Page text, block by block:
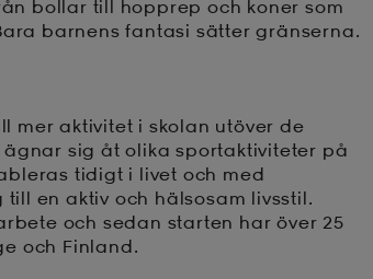
bollar till hopprep och koner som
barnens fantasi sätter gränserna.
mer aktivitet i skolan utöver de
sig åt olika sportaktiviteter på
tidigt i livet och med
en aktiv och hälsosam livsstil.
och sedan starten har över 25
och Finland.